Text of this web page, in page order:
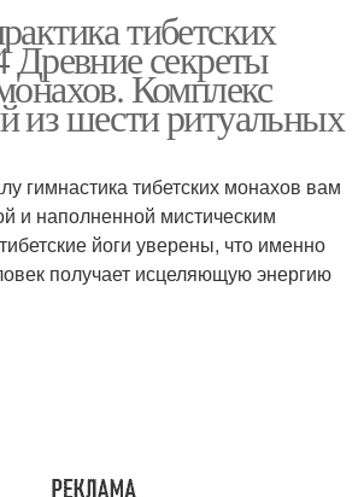
тибетских
Древние секреты
Комплекс
из шести ритуальных
гимнастика тибетских монахов вам
и наполненной мистическим
йоги уверены, что именно
получает исцеляющую энергию